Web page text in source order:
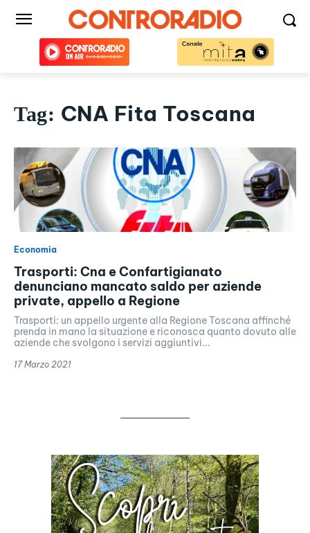
Tag: CNA Fita Toscana
Economia
Trasporti: Cna e Confartigianato
denunciano mancato saldo per aziende
private, appello a Regione
Trasporti: un appello urgente alla Regione Toscana affinché
prenda in mano la situazione e riconosca quanto dovuto alle
aziende che svolgono i servizi aggiuntivi...
17 Marzo 2021